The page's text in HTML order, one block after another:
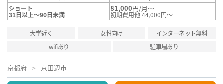
ショート
31日以上～90日未満
81,000円/月～
初期費用他 44,000円～
大学近く 女性向け
インターネット無料
wifiあり
駐車場あり
京都府 京田辺市